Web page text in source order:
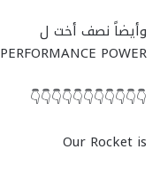
وأيضاً نصف أخت ل
PERFORMANCE POWER
👇👇👇👇👇👇👇👇👇👇👇
Our Rocket is